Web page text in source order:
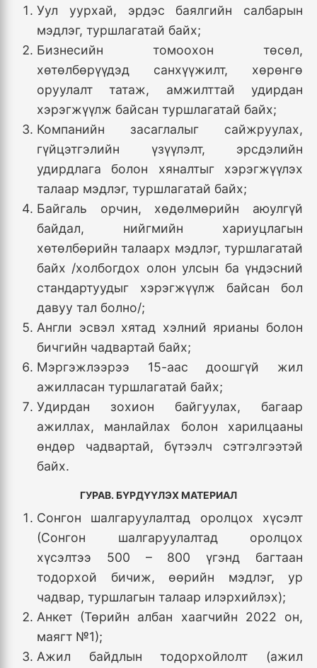
Уул уурхай, эрдэс баялгийн салбарын
мэдлэг, туршлагатай байх;
Бизнесийн томоохон төсөл,
хөтөлбөрүүдэд санхүүжилт, хөрөнгө
оруулалт татаж, амжилттай удирдан
хэрэгжүүлж байсан туршлагатай байх;
Компанийн засаглалыг сайжруулах,
гүйцэтгэлийн үзүүлэлт, эрсдэлийн
удирдлага болон хяналтыг хэрэгжүүлэх
талаар мэдлэг, туршлагатай байх;
Байгаль орчин, хөдөлмөрийн аюулгүй
байдал, нийгмийн хариуцлагын
хөтөлбөрийн талаарх мэдлэг, туршлагатай
байх /холбогдох олон улсын ба үндэсний
стандартуудыг хэрэгжүүлж байсан бол
давуу тал болно/;
Англи эсвэл хятад хэлний ярианы болон
бичгийн чадвартай байх;
Мэргэжлээрээ 15-аас доошгүй жил
ажилласан туршлагатай байх;
Удирдан зохион байгуулах, багаар
ажиллах, манлайлах болон харилцааны
өндөр чадвартай, бүтээлч сэтгэлгээтэй
байх.
ГУРАВ. БҮРДҮҮЛЭХ МАТЕРИАЛ
Сонгон шалгаруулалтад оролцох хүсэлт
(Сонгон шалгаруулалтад оролцох
хүсэлтээ 500 – 800 үгэнд багтаан
тодорхой бичиж, өөрийн мэдлэг, ур
чадвар, туршлагын талаар илэрхийлэх);
Анкет (Төрийн албан хаагчийн 2022 он,
маягт №1);
Ажил байдлын тодорхойлолт (ажил